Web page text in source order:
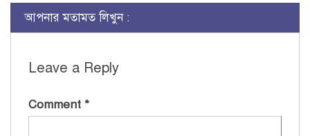
আপনার মতামত লিখুন :
Leave a Reply
Comment *